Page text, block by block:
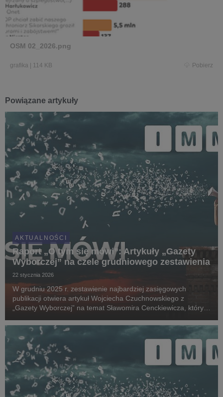
OSM 02_2026.png
grafika 114 KB Pobierz
Powiązane artykuły
AKTUALNOŚCI
Raport „O tym się mówi”: Artykuły „Gazety
Wyborczej” na czele grudniowego zestawienia
22 stycznia 2026
W grudniu 2025 r. zestawienie najbardziej zasięgowych
publikacji otwiera artykuł Wojciecha Czuchnowskiego z
„Gazety Wyborczej” na temat Sławomira Cenckiewicza, który
dostęp do informacji niejawnych. Comiesię...